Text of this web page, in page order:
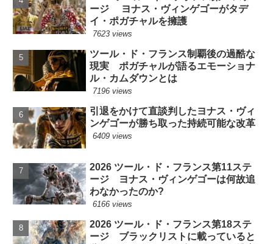
ージ ヨナス・ヴィンゲゴーがタデ
イ・ポガチャルを擁護
7623 views
ツール・ド・フランス制覇後の過酷な
現実 ポガチャルが語るエモーショナ
ル・カムダウンとは
7196 views
引退をかけて直談判したヨナス・ヴィ
ンゲゴーが勝ち取った持続可能な改革
6409 views
2026 ツール・ド・フランス第11ステ
ージ ヨナス・ヴィンゲゴーは何故追
わなかったのか?
6166 views
2026 ツール・ド・フランス第18ステ
ージ ブラックリストに載っていると